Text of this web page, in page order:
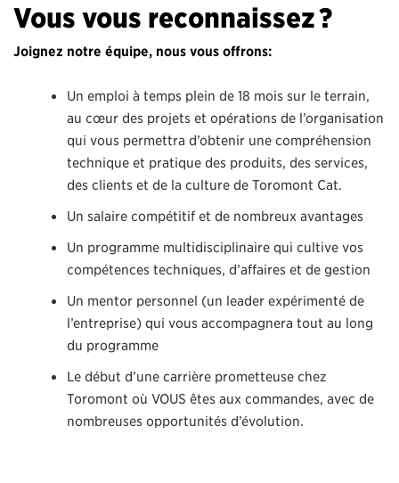
Vous vous reconnaissez ?
Joignez notre équipe, nous vous offrons:
Un emploi à temps plein de 18 mois sur le terrain,
au cœur des projets et opérations de l’organisation
qui vous permettra d’obtenir une compréhension
technique et pratique des produits, des services,
des clients et de la culture de Toromont Cat.
Un salaire compétitif et de nombreux avantages
Un programme multidisciplinaire qui cultive vos
compétences techniques, d’affaires et de gestion
Un mentor personnel (un leader expérimenté de
l’entreprise) qui vous accompagnera tout au long
du programme
Le début d’une carrière prometteuse chez
Toromont où VOUS êtes aux commandes, avec de
nombreuses opportunités d’évolution.